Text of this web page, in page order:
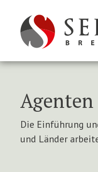
Die Einführung
und Länder